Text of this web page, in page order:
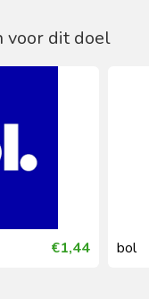
voor dit doel
€1,44 bol